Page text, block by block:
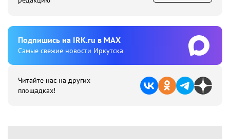
Подпишиcь на IRK.ru в MAX
Cамые свежие новости Иркутска
Читайте нас на других
площадках!